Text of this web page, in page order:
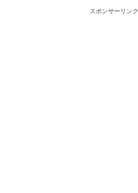
スポンサーリンク